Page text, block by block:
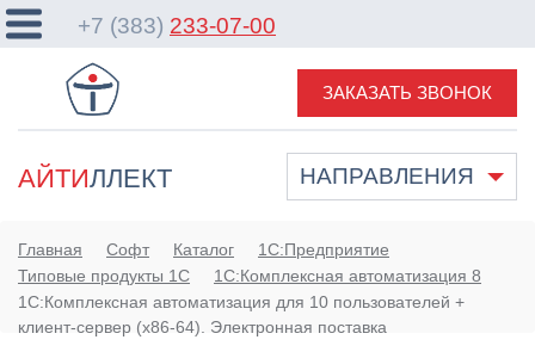
НАПРАВЛЕНИЯ
АЙТИЛЛЕКТ
+7 (383) 233-07-00
ЗАКАЗАТЬ ЗВОНОК
Главная Софт Каталог
1С:Предприятие
Типовые продукты 1С
1С:Комплексная автоматизация 8
1С:Комплексная автоматизация для 10 пользователей +
клиент-сервер (x86-64). Электронная поставка